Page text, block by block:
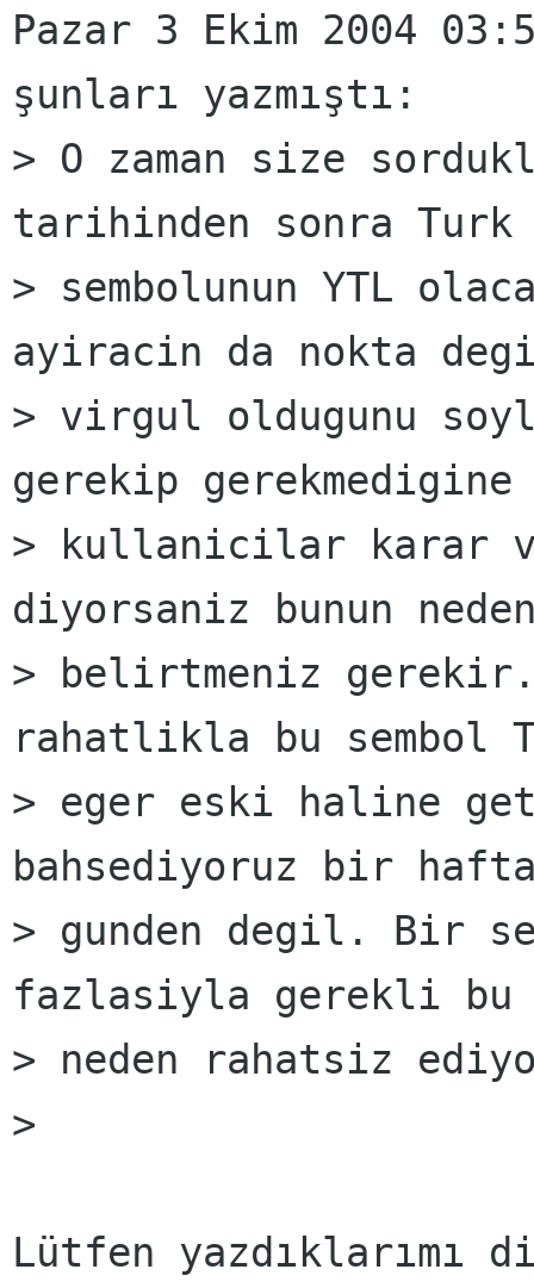
Pazar 3 Ekim 2004
şunları yazmıştı:
> O zaman size
tarihinden sonra
> sembolunun YTL
ayiracin da nokta
> virgul oldugunu
gerekip gerekmedigine
> kullanicilar karar
diyorsaniz bunun
> belirtmeniz
rahatlikla bu sembol
> eger eski haline
bahsediyoruz bir
> gunden degil. Bir
fazlasiyla gerekli bu
> neden rahatsiz
>
Lütfen yazdıklarımı